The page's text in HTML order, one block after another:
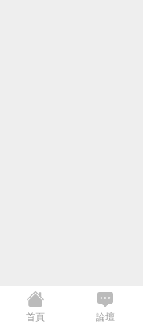
首頁 論壇